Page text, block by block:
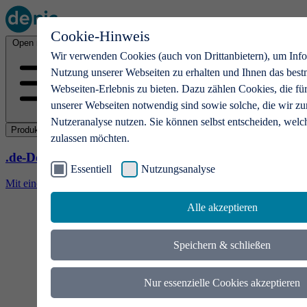
Cookie-Hinweis
Wir verwenden Cookies (auch von Drittanbietern), um
Nutzung unserer Webseiten zu erhalten und Ihnen das
Webseiten-Erlebnis zu bieten. Dazu zählen Cookies, die
unserer Webseiten notwendig sind sowie solche, die wir
Nutzeranalyse nutzen. Sie können selbst entscheiden,
zulassen möchten.
Essentiell Nutzungsanalyse
Alle akzeptieren
Speichern & schließen
Nur essenzielle Cookies akzeptieren
Open main menu
Produkte
.de-Domains
Mit einer .de-Domain erhalten Ideen eine Bühne